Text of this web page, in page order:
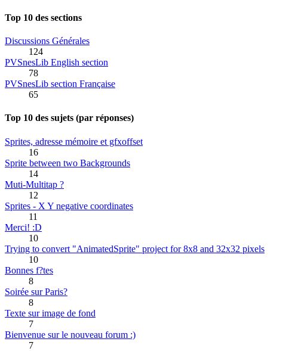
Top 10 des sections
Discussions Générales
124
PVSnesLib English section
78
PVSnesLib section Française
65
Top 10 des sujets (par réponses)
Sprites, adresse mémoire et gfxoffset
16
Sprite between two Backgrounds
14
Muti-Multitap ?
12
Sprites - X Y negative coordinates
11
Merci! :D
10
Trying to convert "AnimatedSprite" project for 8x8 and 32x32 pixels
10
Bonnes f?tes
8
Soirée sur Paris?
8
Texte sur image de fond
7
Bienvenue sur le nouveau forum :)
7